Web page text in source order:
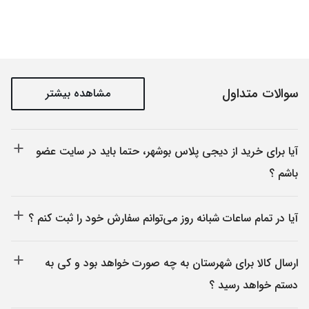
سوالات متداول مشاهده بیشتر
آیا برای خرید از دیجی پلاس بوشهر، حتما باید در سایت عضو
باشم ؟
کاربری خود وارد سایت شده و یا در هنگام خرید، عضویت خود را تکمیل
آیا در تمام ساعات شبانه روز می‌توانم سفارش خود را ثبت کنم ؟
ارسال کالا برای شهرستان به چه صورت خواهد بود و کی به
دستم خواهد رسید ؟